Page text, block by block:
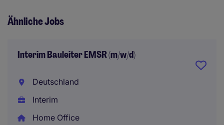
Ähnliche Jobs
Interim Bauleiter EMSR (m/w/d)
Deutschland
Interim
Home Office